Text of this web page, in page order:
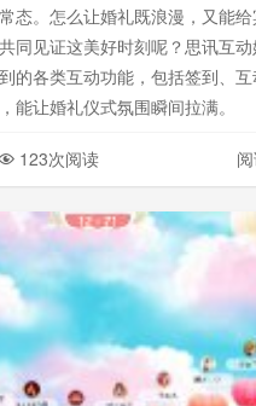
态。怎么让婚礼既浪漫，又能
同见证这美好时刻呢？思讯互
的各类互动功能，包括签到、互
能让婚礼仪式氛围瞬间拉满。
123次阅读